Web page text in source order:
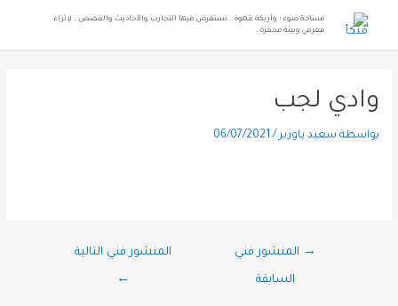
مساحة ضوء ؛ وأريكة قهوة .. نستعرض فيها التجارب والأحاديث والقصص .. لإثراء
معرفي وبيئة محفزة ..
وادي لجب
بواسطة سعيد باوزير/
06/07/2021
→ المنشور فني
السابقة
المنشور فني التالية
←